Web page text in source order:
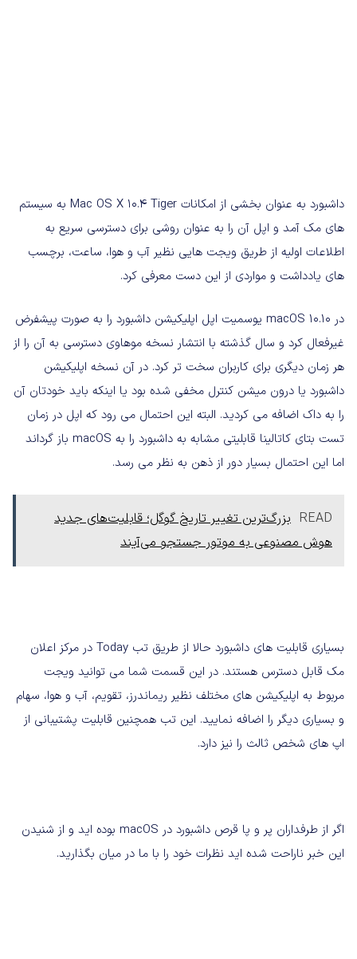
داشبورد به عنوان بخشی از امکانات Mac OS X 10.4 Tiger به سیستم
های مک آمد و اپل آن را به عنوان روشی برای دسترسی سریع به
اطلاعات اولیه از طریق ویجت هایی نظیر آب و هوا، ساعت، برچسب
های یادداشت و مواردی از این دست معرفی کرد.
در macOS 10.10 یوسمیت اپل اپلیکیشن داشبورد را به صورت پیشفرض
غیرفعال کرد و سال گذشته با انتشار نسخه موهاوی دسترسی به آن را از
هر زمان دیگری برای کاربران سخت تر کرد. در آن نسخه اپلیکیشن
داشبورد یا درون میشن کنترل مخفی شده بود یا اینکه باید خودتان آن
را به داک اضافه می کردید. البته این احتمال می رود که اپل در زمان
تست بتای کاتالینا قابلیتی مشابه به داشبورد را به macOS باز گرداند
اما این احتمال بسیار دور از ذهن به نظر می رسد.
READ بزرگ‌ترین تغییر تاریخ گوگل؛ قابلیت‌های جدید
هوش مصنوعی به موتور جستجو می‌آیند
بسیاری قابلیت های داشبورد حالا از طریق تب Today در مرکز اعلان
مک قابل دسترس هستند. در این قسمت شما می توانید ویجت
مربوط به اپلیکیشن های مختلف نظیر ریماندرز، تقویم، آب و هوا، سهام
و بسیاری دیگر را اضافه نمایید. این تب همچنین قابلیت پشتیبانی از
اپ های شخص ثالث را نیز دارد.
اگر از طرفداران پر و پا قرص داشبورد در macOS بوده اید و از شنیدن
این خبر ناراحت شده اید نظرات خود را با ما در میان بگذارید.